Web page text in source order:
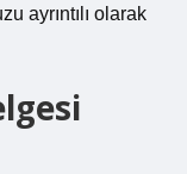
ayrıntılı olarak